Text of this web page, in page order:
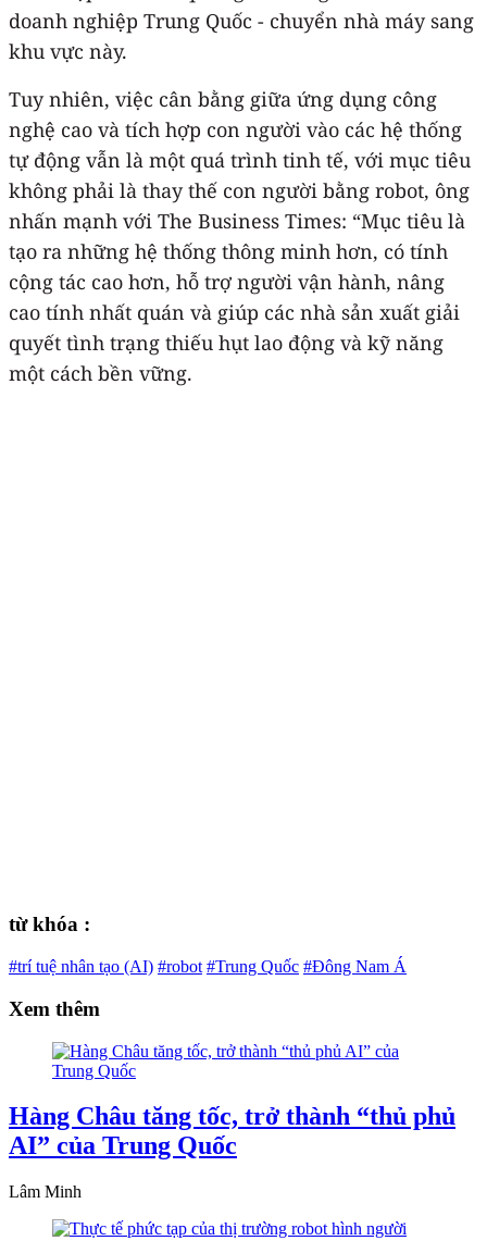
doanh nghiệp Trung Quốc - chuyển nhà máy sang
khu vực này.
Tuy nhiên, việc cân bằng giữa ứng dụng công
nghệ cao và tích hợp con người vào các hệ thống
tự động vẫn là một quá trình tinh tế, với mục tiêu
không phải là thay thế con người bằng robot, ông
nhấn mạnh với The Business Times: “Mục tiêu là
tạo ra những hệ thống thông minh hơn, có tính
cộng tác cao hơn, hỗ trợ người vận hành, nâng
cao tính nhất quán và giúp các nhà sản xuất giải
quyết tình trạng thiếu hụt lao động và kỹ năng
một cách bền vững.
từ khóa :
#trí tuệ nhân tạo (AI) #robot #Trung Quốc #Đông Nam Á
Xem thêm
Hàng Châu tăng tốc, trở thành “thủ phủ
AI” của Trung Quốc
Lâm Minh